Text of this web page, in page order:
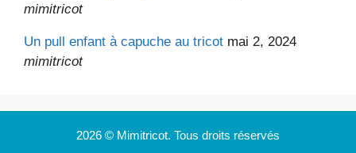
mimitricot
Un pull enfant à capuche au tricot mai 2, 2024
mimitricot
2026 © Mimitricot. Tous droits réservés